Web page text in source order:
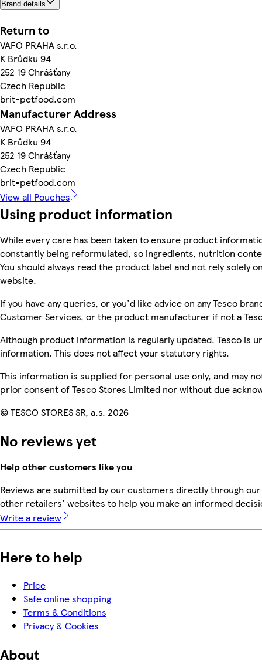
Brand details
Return to
VAFO PRAHA s.r.o.
K Brůdku 94
252 19 Chrášťany
Czech Republic
brit-petfood.com
Manufacturer Address
VAFO PRAHA s.r.o.
K Brůdku 94
252 19 Chrášťany
Czech Republic
brit-petfood.com
View all Pouches
Using product information
While every care has been taken to ensure product
constantly being reformulated, so ingredients, nutrition
You should always read the product label and not rely solely
website.
If you have any queries, or you'd like advice on any Tesco
Customer Services, or the product manufacturer if not a
Although product information is regularly updated, Tesco is
information. This does not affect your statutory rights.
This information is supplied for personal use only, and may
prior consent of Tesco Stores Limited nor without due
© TESCO STORES SR, a.s. 2026
No reviews yet
Help other customers like you
Reviews are submitted by our customers directly through
other retailers' websites to help you make an informed
Write a review
Here to help
Price
Safe online shopping
Terms & Conditions
Privacy & Cookies
About